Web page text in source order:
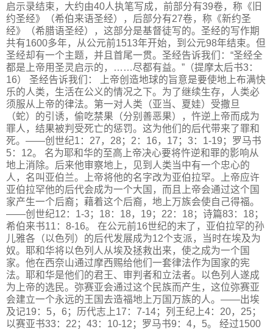
启示录结束，大约由40人执笔写成，前部分有39卷，称《旧
约圣经》（希伯来语圣经），后部分有27卷，称《新约圣
经》（希腊语圣经），这部分是基督徒写的。圣经的写作期
共有1600多年，从公元前1513年开始，到公元98年结束。但
圣经却有一个主题，并且首尾一贯。圣经告诉我们：“圣经全
都是上帝用圣灵启示的，……尽都有益。”（提摩太后书3：
16） 圣经告诉我们： 上帝创造地球的旨意是要使地上布满快
乐的人类，生活在公义的情况之下。为了继续生存，人类必
须服从上帝的律法。第一对人类（亚当、夏娃）受撒旦
（蛇）的引诱，偷吃禁果（分别善恶果），忤逆上帝而成为
罪人，结果被判受死亡的惩罚。这为他们的后代带来了罪和
死。——创世纪1：27，28；2：16，17；3：1-19；罗马书
5：12。 名为耶和华的至高上帝决心要将忤逆和罪的影响从
地上消除。后来他审察地上，见到人类当中有一个忠心的
人，名叫亚伯兰。上帝将他的名字改为亚伯拉罕。上帝应许
亚伯拉罕他的后代会成为一个大国，而且上帝会通过这个国
家产生一个后裔；藉着这个后裔，地上万族会使自己得福。
——创世纪12：1-3；18：18，19；22：18；诗篇83：18；
希伯来书11：8-16。 在公元前16世纪的末了，亚伯拉罕的孙
儿雅各（以色列）的后代发展成为12个支派，当时在埃及为
奴。耶和华将以色列人从埃及拯救出来，使之成为一个国
家。他在西奈山通过摩西赐给他们一套律法作为国家的宪
法。耶和华是他们的君王、审判者和立法者。以色列人遂成
为上帝的选民。弥赛亚会通过这个民族而产生，这位弥赛亚
会建立一个永远的王国去造福地上万国万族的人。——出埃
及记19：5，6；历代志上17：7-14；列王纪上4：20，25；
以赛亚书33：22；43：10-12；罗马书9：4，5。 经过1500